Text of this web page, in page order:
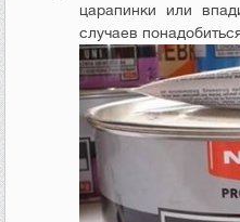
царапинки или
случаев